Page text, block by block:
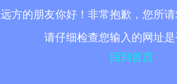
远方的朋友你好！非常抱歉，您所
请仔细检查您输入的网址
回到首页